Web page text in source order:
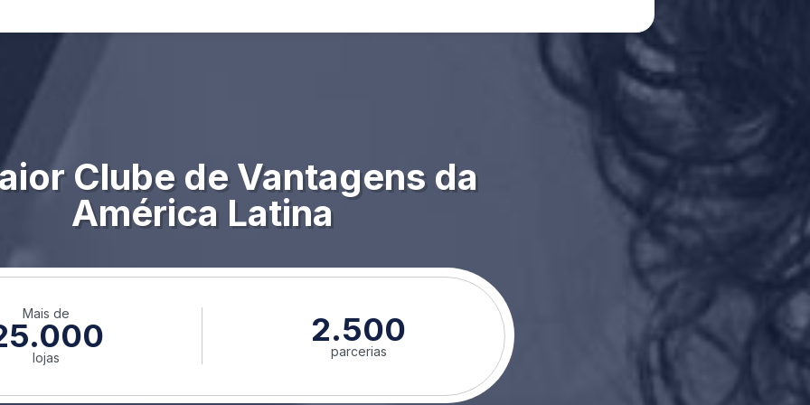
Clube de Vantagens da
América Latina
Mais de
lojas
2.500
parcerias